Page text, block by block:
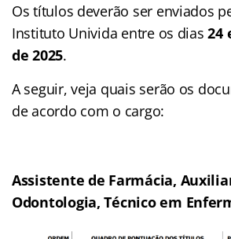
Os títulos deverão ser enviados
Instituto Univida entre os dias24
de 2025.
A seguir, veja quais serão os
de acordo com o cargo:
Assistente de Farmácia,
Odontologia, Técnico em